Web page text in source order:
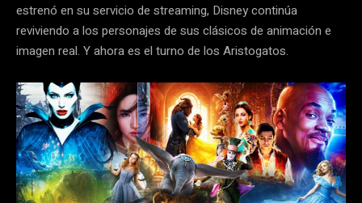
estrenó en su servicio de streaming, Disney continúa
reviviendo a los personajes de sus clásicos de animación e
imagen real. Y ahora es el turno de los Aristogatos.